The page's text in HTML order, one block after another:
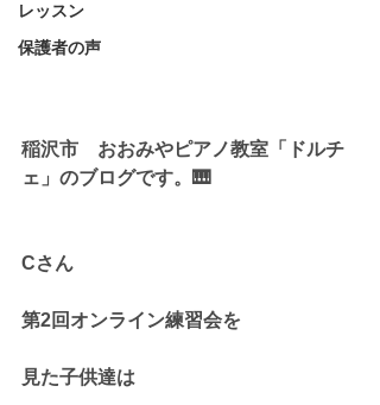
レッスン
保護者の声
稲沢市　おおみやピアノ教室「ドルチ
ェ」のブログです。🎹
Cさん
第2回オンライン練習会を
見た子供達は